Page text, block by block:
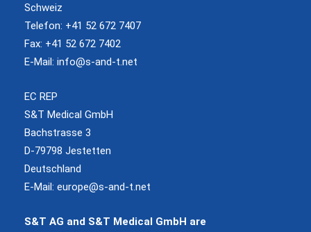
Schweiz
Telefon: +41 52 672 7407
Fax: +41 52 672 7402
E-Mail: info@s-and-t.net
EC REP
S&T Medical GmbH
Bachstrasse 3
D-79798 Jestetten
Deutschland
E-Mail: europe@s-and-t.net
S&T AG and S&T Medical GmbH are